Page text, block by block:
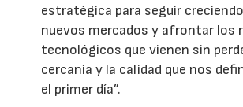
estratégica para seguir
nuevos mercados y afrontar los
tecnológicos que vienen sin
cercanía y la calidad que nos
el primer día”.